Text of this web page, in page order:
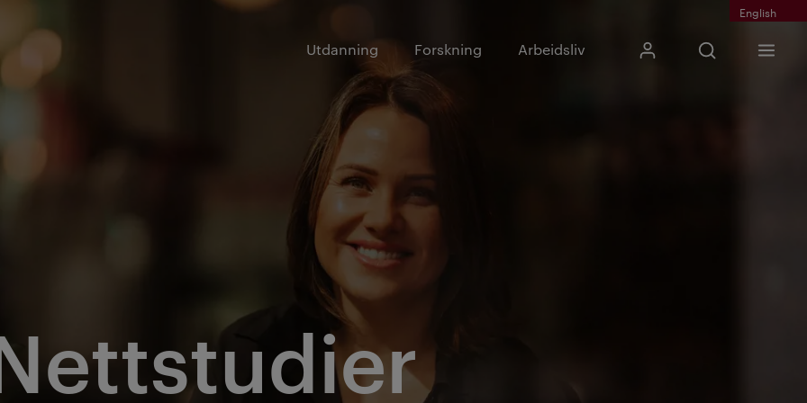
English
Utdanning Forskning Arbeidsliv Mitt KristianiaÅpne søk
Skriv inn
Søk
Meny